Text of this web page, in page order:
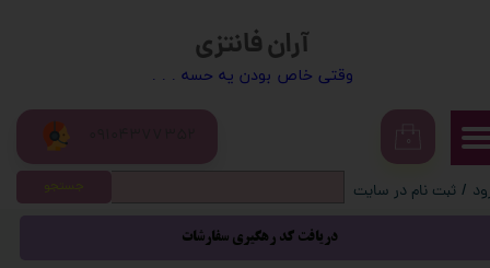
آران فانتزی
​​وقتی خاص بودن یه حسه . . .
/ ثبت نام در سایت
سفارشات
خروج از حساب کاربری
دریافت کد رهگیری سفارشات
جستجو